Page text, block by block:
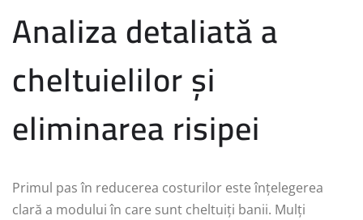
Analiza detaliată a
cheltuielilor și
eliminarea risipei
Primul pas în reducerea costurilor este înțelegerea
clară a modului în care sunt cheltuiți banii. Mulți